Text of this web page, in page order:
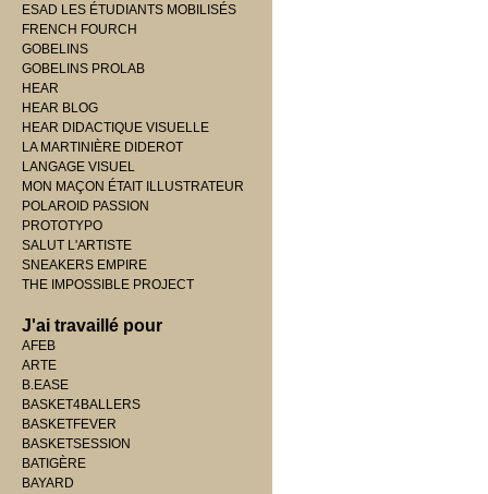
ESAD LES ÉTUDIANTS MOBILISÉS
FRENCH FOURCH
GOBELINS
GOBELINS PROLAB
HEAR
HEAR BLOG
HEAR DIDACTIQUE VISUELLE
LA MARTINIÈRE DIDEROT
LANGAGE VISUEL
MON MAÇON ÉTAIT ILLUSTRATEUR
POLAROID PASSION
PROTOTYPO
SALUT L'ARTISTE
SNEAKERS EMPIRE
THE IMPOSSIBLE PROJECT
J'ai travaillé pour
AFEB
ARTE
B.EASE
BASKET4BALLERS
BASKETFEVER
BASKETSESSION
BATIGÈRE
BAYARD